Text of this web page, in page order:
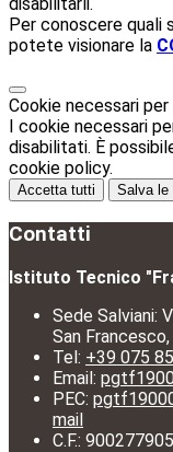
Per conoscere quali
potete visionare la
Cookie necessari
I cookie necessari
disabilitati. È
cookie policy.
Accetta tutti Salva le
Contatti
Istituto Tecnico
Sede Salviani:
San
Tel: +39 075
Email:
PEC:
mail
C.F.: